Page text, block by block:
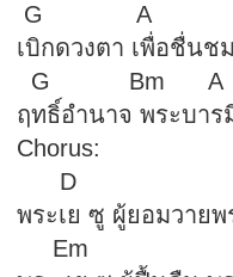
G A
เบิกดวงตา เพื่อชื่นช
G Bm A
ฤทธิ์อำนาจ พระบาร
Chorus:
D
พระเย ซู ผู้ยอมวาย
Em